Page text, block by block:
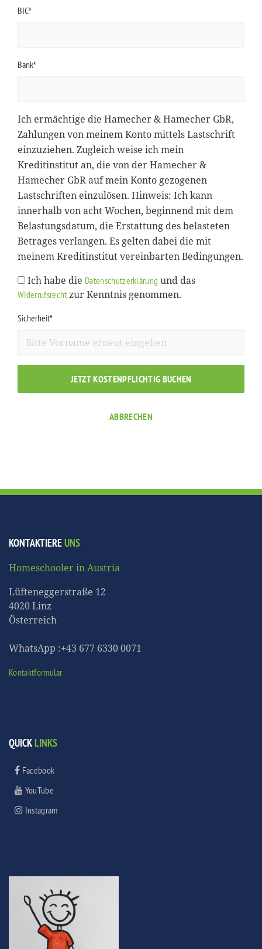
BIC*
Bank*
Ich ermächtige die Hamecher & Hamecher GbR,
Zahlungen von meinem Konto mittels Lastschrift
einzuziehen. Zugleich weise ich mein
Kreditinstitut an, die von der Hamecher &
Hamecher GbR auf mein Konto gezogenen
Lastschriften einzulösen. Hinweis: Ich kann
innerhalb von acht Wochen, beginnend mit dem
Belastungsdatum, die Erstattung des belasteten
Betrages verlangen. Es gelten dabei die mit
meinem Kreditinstitut vereinbarten Bedingungen.
Ich habe die Datenschutzerklärung und das
Widerrufsrechtzur Kenntnis genommen.
Sicherheit*
JETZT KOSTENPFLICHTIG BUCHEN
ABBRECHEN
KONTAKTIEREUNS
Homeschooler in Austria
Lüfteneggerstraße 12
4020 Linz
Österreich
WhatsApp :+43 677 6330 0071
Kontaktformular
QUICKLINKS
Facebook
YouTube
Instagram